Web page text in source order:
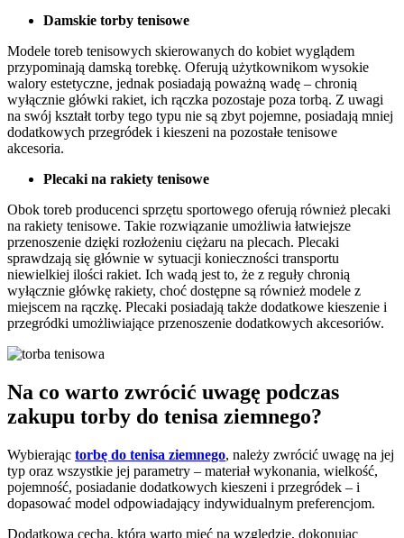
Damskie torby tenisowe
Modele toreb tenisowych skierowanych do kobiet wyglądem
przypominają damską torebkę. Oferują użytkownikom wysokie
walory estetyczne, jednak posiadają poważną wadę – chronią
wyłącznie główki rakiet, ich rączka pozostaje poza torbą. Z uwagi
na swój kształt torby tego typu nie są zbyt pojemne, posiadają mniej
dodatkowych przegródek i kieszeni na pozostałe tenisowe
akcesoria.
Plecaki na rakiety tenisowe
Obok toreb producenci sprzętu sportowego oferują również plecaki
na rakiety tenisowe. Takie rozwiązanie umożliwia łatwiejsze
przenoszenie dzięki rozłożeniu ciężaru na plecach. Plecaki
sprawdzają się głównie w sytuacji konieczności transportu
niewielkiej ilości rakiet. Ich wadą jest to, że z reguły chronią
wyłącznie główkę rakiety, choć dostępne są również modele z
miejscem na rączkę. Plecaki posiadają także dodatkowe kieszenie i
przegródki umożliwiające przenoszenie dodatkowych akcesoriów.
Na co warto zwrócić uwagę podczas
zakupu torby do tenisa ziemnego?
Wybierając torbę do tenisa ziemnego, należy zwrócić uwagę na jej
typ oraz wszystkie jej parametry – materiał wykonania, wielkość,
pojemność, posiadanie dodatkowych kieszeni i przegródek – i
dopasować model odpowiadający indywidualnym preferencjom.
Dodatkową cechą, którą warto mieć na względzie, dokonując